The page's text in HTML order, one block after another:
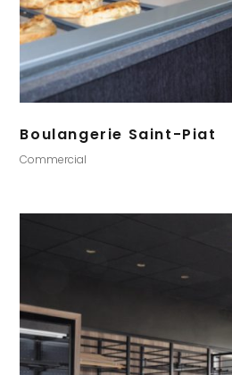
Boulangerie Saint-Piat
Commercial